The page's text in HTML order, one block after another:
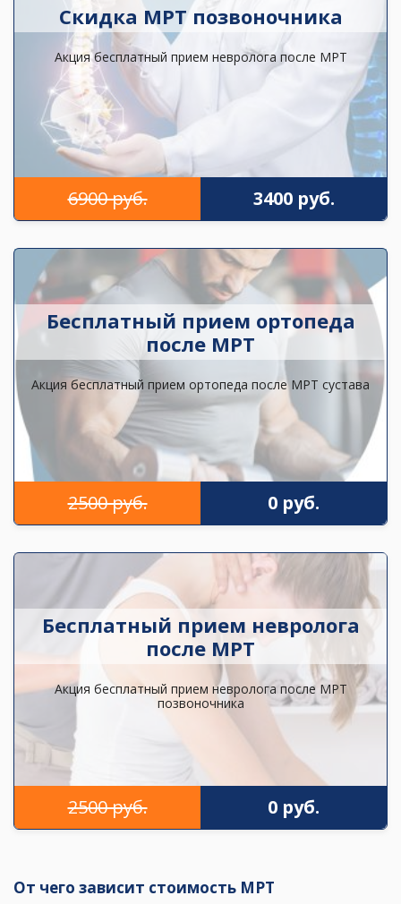
Скидка МРТ позвоночника
Акция бесплатный прием невролога после МРТ
6900 руб. 3400 руб.
Бесплатный прием ортопеда
после МРТ
Акция бесплатный прием ортопеда после МРТ сустава
2500 руб. 0 руб.
Бесплатный прием невролога
после МРТ
Акция бесплатный прием невролога после МРТ
позвоночника
2500 руб. 0 руб.
От чего зависит стоимость МРТ